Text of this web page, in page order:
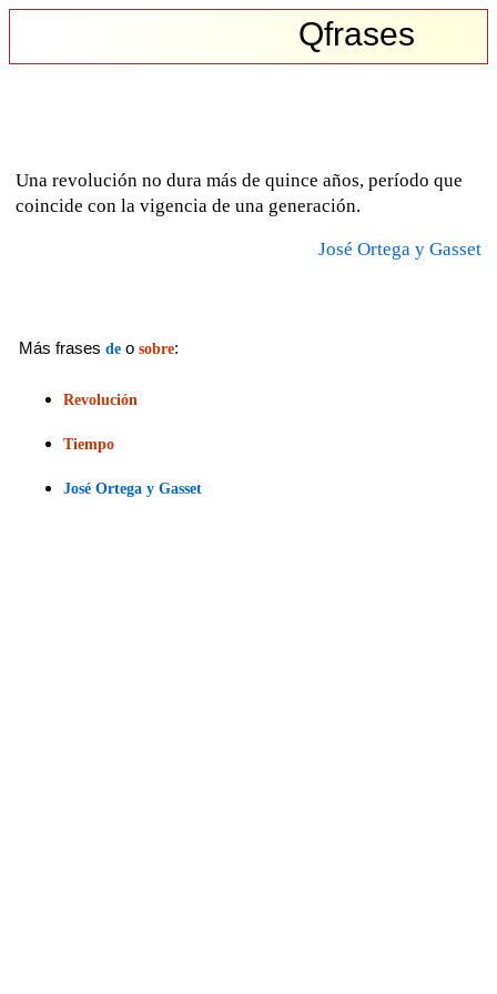
Qfrases
Una revolución no dura más de quince años, período que
coincide con la vigencia de una generación.
José Ortega y Gasset
Más frases de o sobre:
Revolución
Tiempo
José Ortega y Gasset